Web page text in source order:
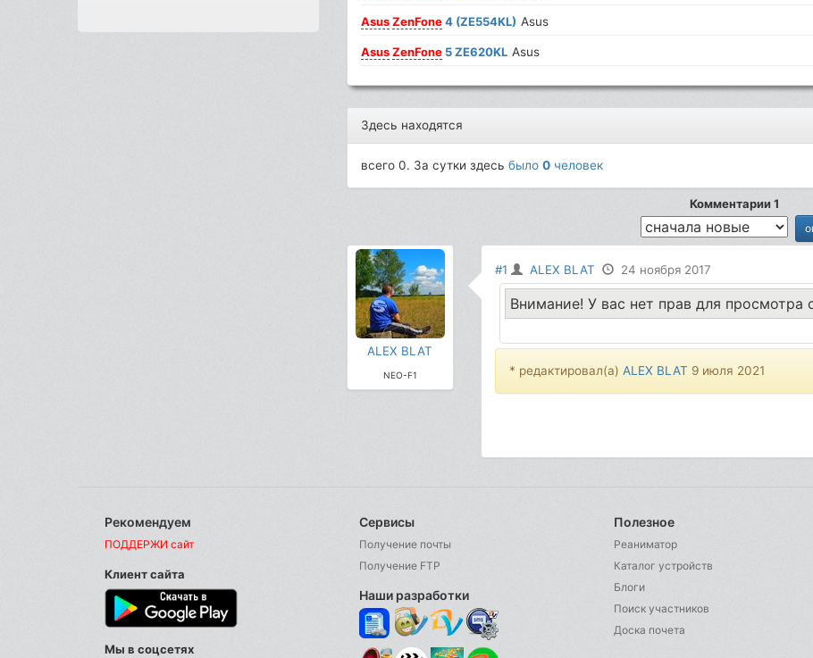
AsusZenFone4 (ZE554KL) Asus
AsusZenFone 5 ZE620KL Asus
Здесь находятся
всего 0. За сутки здесьбыло0 человек
Комментарии 1
ALEX BLAT
NEO-F1
#1 ALEX BLAT 24 ноября 2017
Внимание! У вас нет прав для просмотра
* редактировал(а) ALEX BLAT 9 июля 2021
Рекомендуем
ПОДДЕРЖИ сайт
Клиент сайта
Мы в соцсетях
Сервисы
Получение почты
Получение FTP
Наши разработки
Полезное
Реаниматор
Каталог устройств
Блоги
Поиск участников
Доска почета